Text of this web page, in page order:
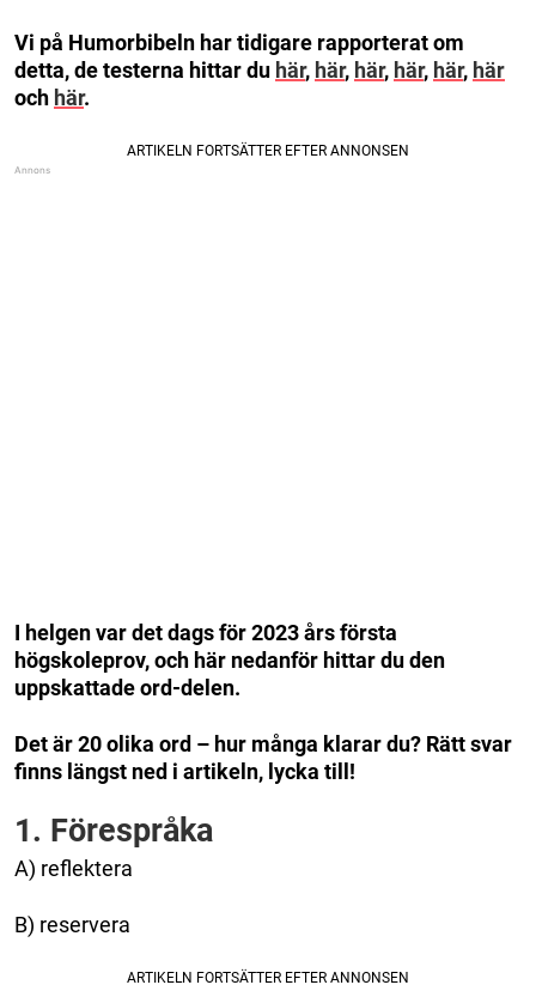
Vi på Humorbibeln har tidigare rapporterat om
detta, de testerna hittar du här, här, här, här, här, här
och här.
I helgen var det dags för 2023 års första
högskoleprov, och här nedanför hittar du den
uppskattade ord-delen.
Det är 20 olika ord – hur många klarar du? Rätt svar
finns längst ned i artikeln, lycka till!
1. Förespråka
A) reflektera
B) reservera